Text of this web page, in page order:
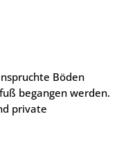
Böden
begangen werden.
private